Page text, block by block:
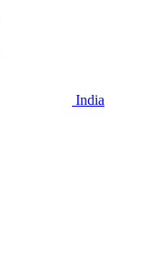
India